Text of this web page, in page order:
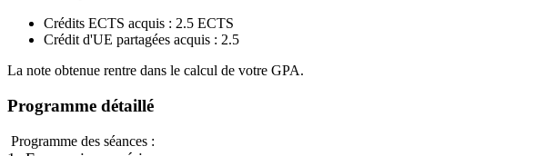
Crédits ECTS acquis : 2.5 ECTS
Crédit d'UE partagées acquis : 2.5
La note obtenue rentre dans le calcul de votre GPA.
Programme détaillé
Programme des séances :